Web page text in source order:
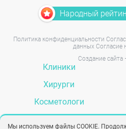
Народный
Политика конфиденциальности
данных Согласие
Создание сайта
Клиники
Хирурги
Косметологи
Мы используем файлы COOKIE.